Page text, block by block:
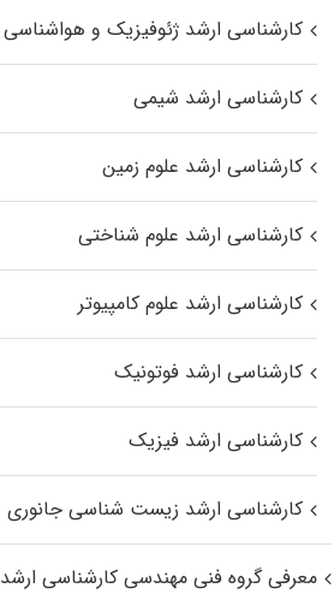
کارشناسی ارشد ژئوفیزیک و هواشناسی
کارشناسی ارشد شیمی
کارشناسی ارشد علوم زمین
کارشناسی ارشد علوم شناختی
کارشناسی ارشد علوم کامپیوتر
کارشناسی ارشد فوتونیک
کارشناسی ارشد فیزیک
کارشناسی ارشد زیست‌ شناسی جانوری
معرفی گروه فنی مهندسی کارشناسی ارشد